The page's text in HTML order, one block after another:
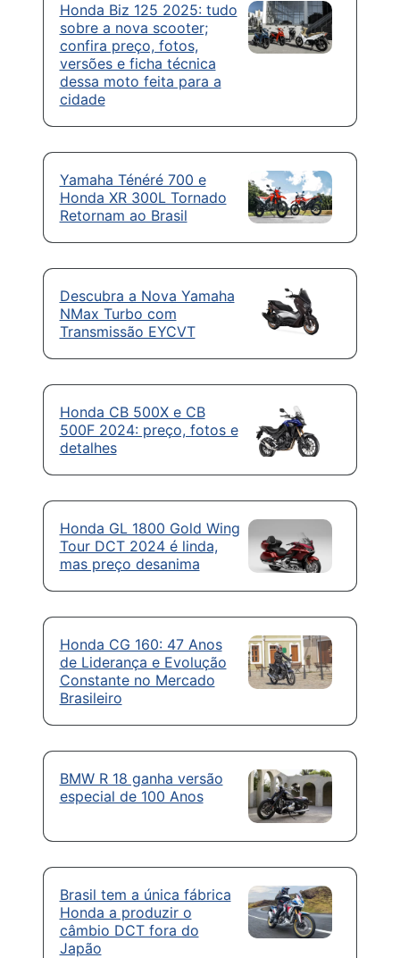
Honda Biz 125 2025: tudo
sobre a nova scooter;
confira preço, fotos,
versões e ficha técnica
dessa moto feita para a
cidade
Yamaha Ténéré 700 e
Honda XR 300L Tornado
Retornam ao Brasil
Descubra a Nova Yamaha
NMax Turbo com
Transmissão EYCVT
Honda CB 500X e CB
500F 2024: preço, fotos e
detalhes
Honda GL 1800 Gold Wing
Tour DCT 2024 é linda,
mas preço desanima
Honda CG 160: 47 Anos
de Liderança e Evolução
Constante no Mercado
Brasileiro
BMW R 18 ganha versão
especial de 100 Anos
Brasil tem a única fábrica
Honda a produzir o
câmbio DCT fora do
Japão